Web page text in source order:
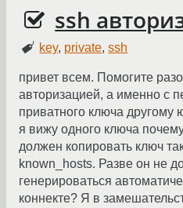
ssh
key, private,ssh
привет всем. Помогите
авторизацией, а именно с
приватного ключа другому
я вижу одного ключа
должен копировать ключ
known_hosts. Разве он не
генерироваться
коннекте? Я в